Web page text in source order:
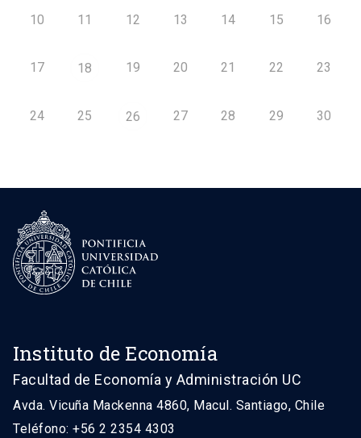
10 11 12 13 14 15 16
17 18 19 20 21 22 23
24 25 26 27 28 29 30
Instituto de Economía
Facultad de Economía y Administración UC
Avda. Vicuña Mackenna 4860, Macul. Santiago, Chile
Teléfono: +56 2 2354 4303